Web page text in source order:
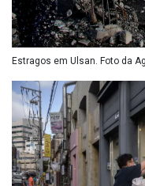
Estragos em Ulsan. Foto da